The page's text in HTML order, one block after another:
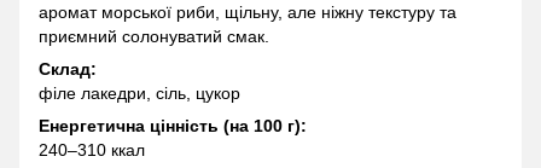
аромат морської риби, щільну, але ніжну текстуру та
приємний солонуватий смак.
Склад:
філе лакедри, сіль, цукор
Енергетична цінність (на 100 г):
240–310 ккал